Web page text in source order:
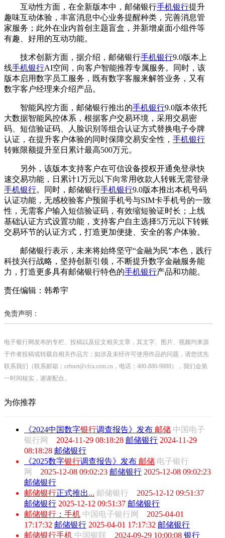
互动性方面，在全新版本中，邮储银行手机银行提升
趣味互动体验，丰富消息中心业务提醒种类，完善消息管
家服务；此外在业内首创主题盲盒，并新增桌面小组件等
有趣、好用的互动功能。
技术创新方面，据介绍，邮储银行手机银行9.0版本上
线手机银行AI空间，向客户智能推荐专属服务。同时，该
版本启用数字员工服务，既有数字客服来解答业务，又有
数字客户经理来介绍产品。
智能风控方面，邮储银行推出的手机银行9.0版本依托
大数据智能风控体系，根据客户交易环境，采用交易密
码、短信验证码、人脸识别等组合认证方式替换电子令牌
认证，在提升客户体验的同时保障交易安全性， 手机银行
转账限额提升至日累计最高500万元。
另外，该版本支持客户在可信设备授权开通免登录快
速交易功能，日累计1万元以下向常用收款人转账无需登录
手机银行。同时，邮储银行手机银行9.0版本推出本机号码
认证功能，无感校验客户预留手机号与SIM卡手机号的一致
性，无需客户输入短信验证码，有效缩短验证时长；上线
基础认证方式设置功能，支持客户自主选择5万元以下转账
交易环节的认证方式，打造更加便捷、安全的客户体验。
邮储银行表示，未来将始终坚守“金融为民”本色，践行
科技兴行战略，坚持创新引领，不断提升数字金融服务能
力，打造更多具有邮储银行特色的手机银行产品和功能。
责任编辑：韩希宇
免责声明：
电子银行网发布的专栏、投稿以及征文相关文章，其文字、图片、视频均来源
于作者投稿或转载自相关作品方；如涉及未经许可使用作品的问题，请您优先
联系我们（联系邮箱：cebnet@cfca.com.cn，电话：400-880-9888），我们会第
一时间核实，谢谢配合。
为你推荐
《2024中国数字银行调查报告》发布 邮储 中国电子
银行网 2024-11-29 08:18:28 邮储银行 2024-11-29
08:18:28 邮储银行
《2025数字银行调查报告》发布 邮储 电子银行
网 2025-12-08 09:02:23 邮储银行 2025-12-08 09:02:23
邮储银行
邮储银行正式推出... 邮储银行 2025-12-12 09:51:37
邮储银行 2025-12-12 09:51:37 邮储银行
邮储银行 ： 手机 中国电子银行网 2025-04-01
17:17:32 邮储银行 2025-04-01 17:17:32 邮储银行
邮储银行手机 中国银联 2024-09-29 10:00:08 银行